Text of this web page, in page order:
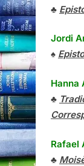
♣
Jordi
♠
Hanna
♣
Rafael
♣